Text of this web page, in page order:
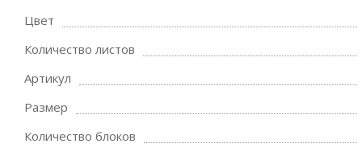
Цвет
Количество листов
Артикул
Размер
Количество блоков